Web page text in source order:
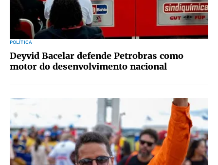
POLÍTICA
Deyvid Bacelar defende Petrobras como
motor do desenvolvimento nacional